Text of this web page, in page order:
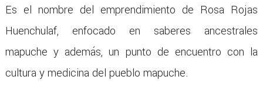
Es el nombre del emprendimiento de Rosa Rojas
Huenchulaf, enfocado en saberes ancestrales
mapuche y además, un punto de encuentro con la
cultura y medicina del pueblo mapuche.